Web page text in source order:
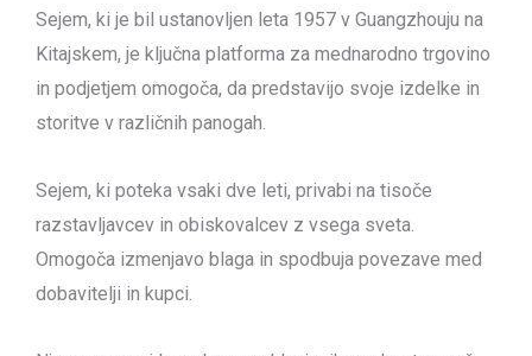
Sejem, ki je bil ustanovljen leta 1957 v Guangzhouju na
Kitajskem, je ključna platforma za mednarodno trgovino
in podjetjem omogoča, da predstavijo svoje izdelke in
storitve v različnih panogah.
Sejem, ki poteka vsaki dve leti, privabi na tisoče
razstavljavcev in obiskovalcev z vsega sveta.
Omogoča izmenjavo blaga in spodbuja povezave med
dobavitelji in kupci.